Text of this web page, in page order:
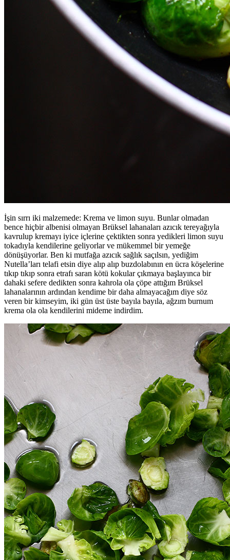
İşin sırrı iki malzemede: Krema ve limon suyu. Bunlar olmadan
bence hiçbir albenisi olmayan Brüksel lahanaları azıcık tereyağıyla
kavrulup kremayı iyice içlerine çektikten sonra yedikleri limon suyu
tokadıyla kendilerine geliyorlar ve mükemmel bir yemeğe
dönüşüyorlar. Ben ki mutfağa azıcık sağlık saçılsın, yediğim
Nutella’ları telafi etsin diye alıp alıp buzdolabının en ücra köşelerine
tıkıp tıkıp sonra etrafı saran kötü kokular çıkmaya başlayınca bir
dahaki sefere dedikten sonra kahrola ola çöpe attığım Brüksel
lahanalarının ardından kendime bir daha almayacağım diye söz
veren bir kimseyim, iki gün üst üste bayıla bayıla, ağzım burnum
krema ola ola kendilerini mideme indirdim.